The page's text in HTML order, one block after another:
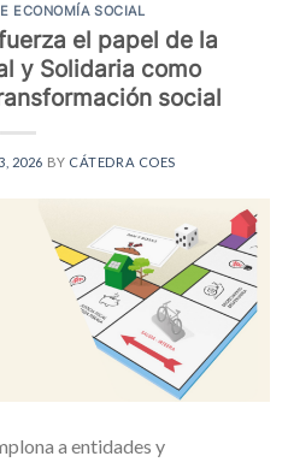
ECONOMÍA SOCIAL
el papel de la
y Solidaria como
social
2026 BY CÁTEDRA COES
a entidades y